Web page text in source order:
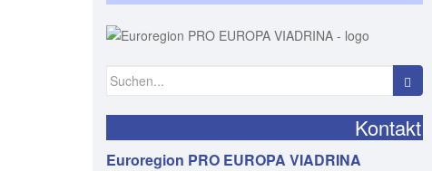
Suchen
Kontakt
Euroregion PRO EUROPA VIADRINA